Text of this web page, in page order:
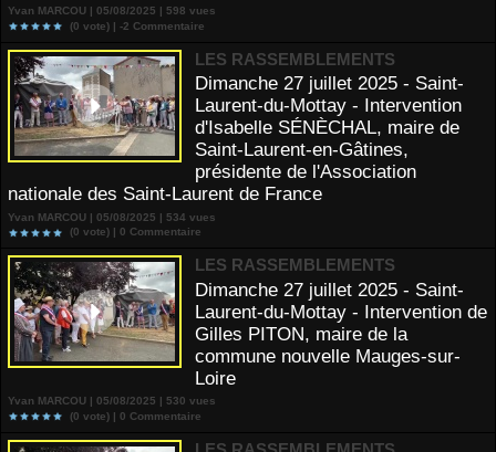
Yvan MARCOU | 05/08/2025 | 598 vues
(0 vote) | -2 Commentaire
LES RASSEMBLEMENTS
Dimanche 27 juillet 2025 - Saint-
Laurent-du-Mottay - Intervention
d'Isabelle SÉNÈCHAL, maire de
Saint-Laurent-en-Gâtines,
présidente de l'Association
nationale des Saint-Laurent de France
Yvan MARCOU | 05/08/2025 | 534 vues
(0 vote) | 0 Commentaire
LES RASSEMBLEMENTS
Dimanche 27 juillet 2025 - Saint-
Laurent-du-Mottay - Intervention de
Gilles PITON, maire de la
commune nouvelle Mauges-sur-
Loire
Yvan MARCOU | 05/08/2025 | 530 vues
(0 vote) | 0 Commentaire